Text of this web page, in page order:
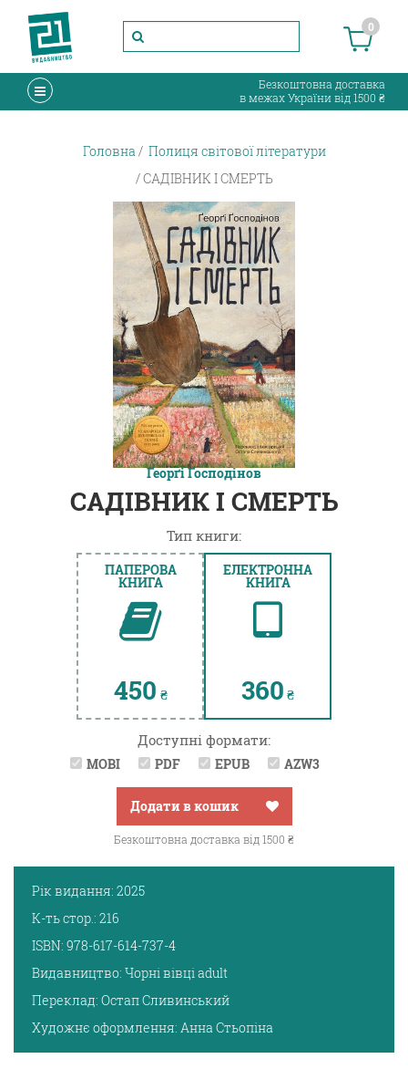
0
Безкоштовна доставка
в межах України від 1500 ₴
Головна
Полиця світової літератури
САДІВНИК І СМЕРТЬ
Ґеорґі Ґосподінов
САДІВНИК І СМЕРТЬ
Тип книги:
ПАПЕРОВА
КНИГА
450 ₴
ЕЛЕКТРОННА
КНИГА
360 ₴
Доступні формати:
MOBI PDF EPUB AZW3
Додати в кошик
Безкоштовна доставка від 1500 ₴
Рік видання: 2025
К-ть стор.: 216
ISBN: 978-617-614-737-4
Видавництво: Чорні вівці adult
Переклад: Остап Сливинський
Художнє оформлення: Анна Стьопіна